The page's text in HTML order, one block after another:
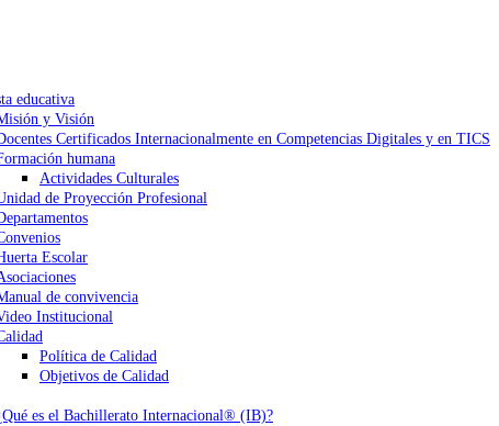
educativa
y Visión
Certificados Internacionalmente en Competencias Digitales y en TICS
humana
Actividades Culturales
de Proyección Profesional
Escolar
de convivencia
Institucional
Política de Calidad
Objetivos de Calidad
es el Bachillerato Internacional® (IB)?